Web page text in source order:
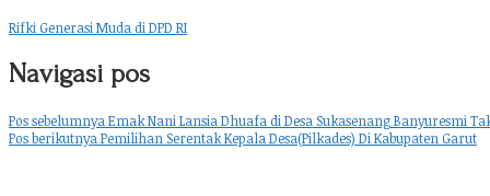
Rifki Generasi Muda di DPD RI
Navigasi pos
Pos sebelumnya Emak Nani Lansia Dhuafa di Desa Sukasenang Banyuresmi
Pos berikutnya Pemilihan Serentak Kepala Desa(Pilkades) Di Kabupaten Garut